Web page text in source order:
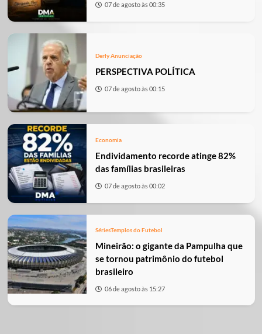
07 de agosto às 00:35
Derly Anunciação
PERSPECTIVA POLÍTICA
07 de agosto às 00:15
Economia
Endividamento recorde atinge 82%
das famílias brasileiras
07 de agosto às 00:02
SériesTemplos do Futebol
Mineirão: o gigante da Pampulha que
se tornou patrimônio do futebol
brasileiro
06 de agosto às 15:27